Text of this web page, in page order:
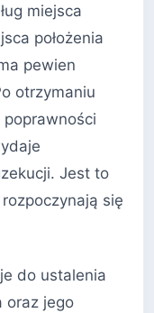
miejsca
położenia
pewien
otrzymaniu
Jest to
się
do ustalenia
oraz jego